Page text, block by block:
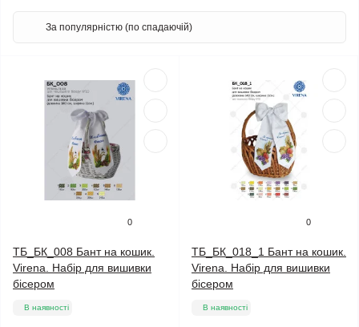
0
ТБ_БК_008 Бант на кошик.
Virena. Набір для вишивки
бісером
В наявності
0
ТБ_БК_018_1 Бант на кошик.
Virena. Набір для вишивки
бісером
В наявності